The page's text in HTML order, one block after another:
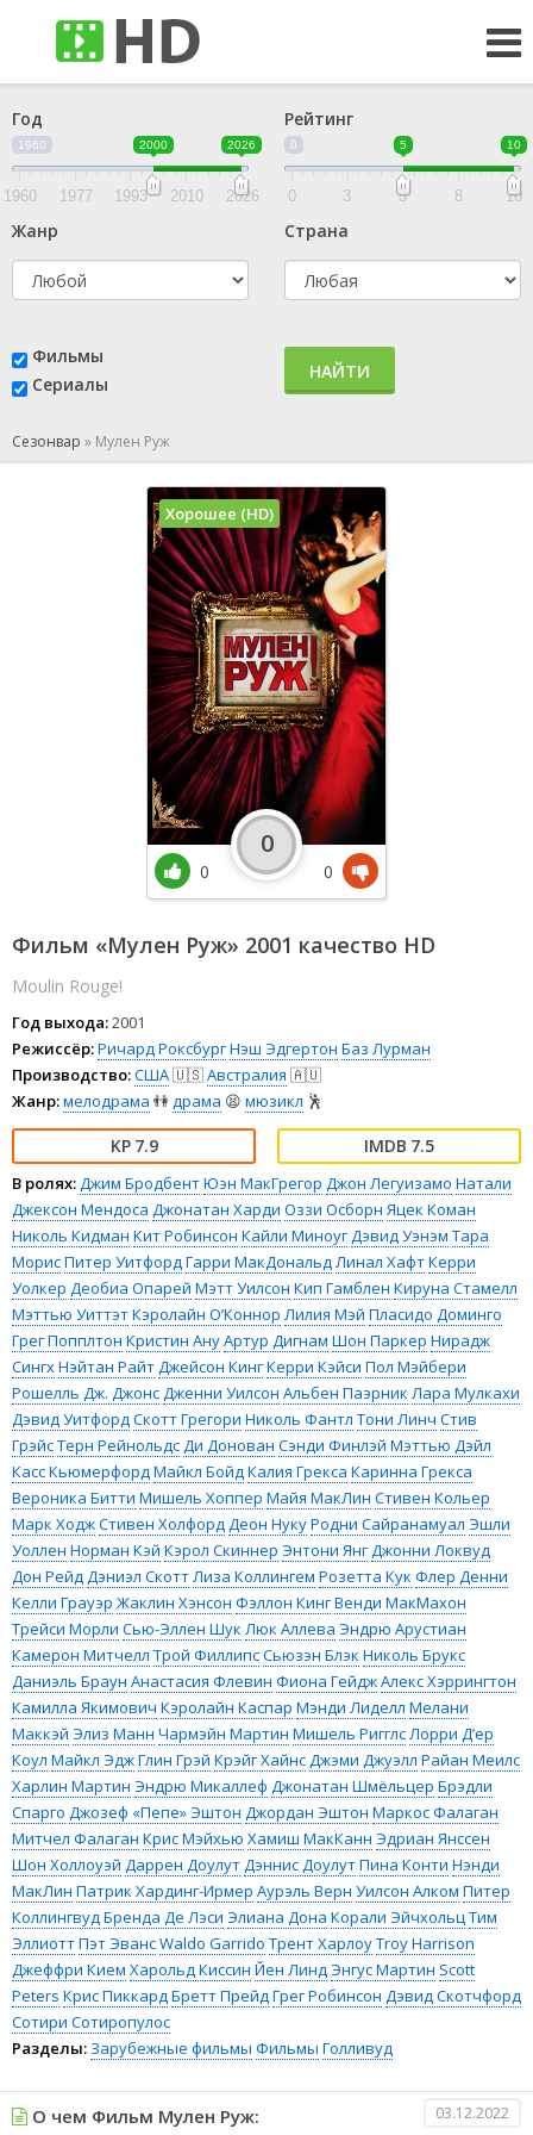
Год
1960 2000 2026
1960 1977 1993 2010 2026
Рейтинг
0 5 10
0 3 5 8 10
Жанр Страна
Фильмы
Сериалы
НАЙТИ
Сезонвар » Мулен Руж
Фильм «Мулен Руж» 2001 качество HD
Moulin Rouge!
Год выхода:2001
Режиссёр:Ричард РоксбургНэш Эдгертон Баз Лурман
Производство:США🇺🇸Австралия 🇦🇺
Жанр:мелодрама 👫драма 😫 мюзикл 🕺
7.9 7.5
В ролях:Джим БродбентЮэн МакГрегор Джон Легуизамо Натали
Джексон Мендоса Джонатан Харди Оззи Осборн Яцек Коман
Николь Кидман Кит Робинсон Кайли МиноугДэвид Уэнэм Тара
МорисПитер УитфордГарри МакДональдЛинал ХафтКерри
Уолкер Деобиа Опарей Мэтт Уилсон Кип Гамблен Кируна Стамелл
Мэттью УиттэтКэролайн О’Коннор Лилия Мэй Пласидо Доминго
Грег Попплтон Кристин АнуАртур Дигнам Шон Паркер Нирадж
СингхНэйтан РайтДжейсон КингКерри Кэйси Пол Мэйбери
Рошелль Дж. ДжонсДженни Уилсон Альбен Паэрник Лара Мулкахи
Дэвид УитфордСкотт Грегори Николь Фантл Тони Линч Стив
ГрэйсТерн РейнольдсДи Донован Сэнди Финлэй Мэттью Дэйл
Касс КьюмерфордМайкл БойдКалия Грекса Каринна Грекса
Вероника Битти Мишель Хоппер Майя МакЛин Стивен Кольер
Марк ХоджСтивен ХолфордДеон НукуРодни Сайранамуал Эшли
Уоллен Норман Кэй Кэрол Скиннер Энтони ЯнгДжонни Локвуд
Дон РейдДэниэл СкоттЛиза Коллингем Розетта Кук Флер Денни
Келли Грауэр Жаклин Хэнсон Фэллон КингВенди МакМахон
Трейси Морли Сью-Эллен Шук Люк Аллева Эндрю Арустиан
Камерон Митчелл Трой ФиллипсСьюзэн Блэк Николь Брукс
Даниэль Браун Анастасия Флевин Фиона ГейджАлекс Хэррингтон
Камилла Якимович Кэролайн Каспар Мэнди Лиделл Мелани
Маккэй Элиз Манн Чармэйн Мартин Мишель РигглсЛорри Д’ер
Коул Майкл ЭджГлин Грэй Крэйг ХайнсДжэми Джуэлл Райан Меилс
Харлин Мартин Эндрю Микаллеф Джонатан Шмёльцер Брэдли
Спарго Джозеф «Пепе» Эштон Джордан Эштон Маркос Фалаган
Митчел Фалаган Крис Мэйхью Хамиш МакКанн Эдриан Янссен
Шон Холлоуэй Даррен ДоулутДэннис ДоулутПина Конти Нэнди
МакЛин Патрик Хардинг-Ирмер Аурэль Верн Уилсон Алком Питер
КоллингвудБренда Де Лэси Элиана Дона Корали ЭйчхольцТим
ЭллиоттПэт ЭвансWaldo Garrido Трент ХарлоуTroy Harrison
Джеффри Кием Харольд Киссин Йен ЛиндЭнгус Мартин Scott
Peters Крис ПиккардБретт ПрейдГрег Робинсон Дэвид Скотчфорд
Сотири Сотиропулос
Разделы: Зарубежные фильмы Фильмы Голливуд
Хорошее (HD)
0
0
0
О чем Фильм Мулен Руж: 03.12.2022